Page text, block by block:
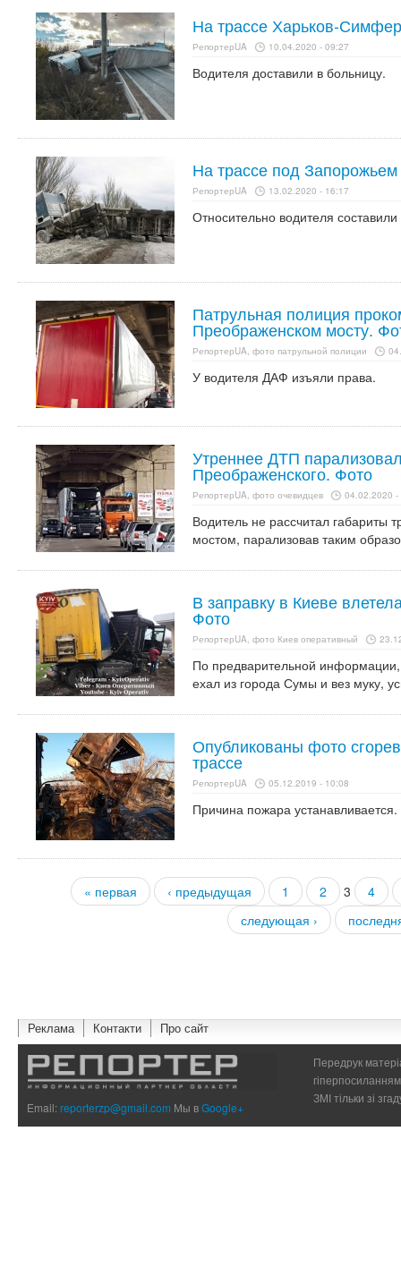
На трассе Харьков-
РепортерUA 10.04.2020 - 09:27
Водителя доставили в больницу.
На трассе под
РепортерUA 13.02.2020 - 16:17
Относительно водителя
Патрульная полиция
Преображенском мосту.
РепортерUA, фото патрульной полиции
У водителя ДАФ изъяли права.
Утреннее ДТП
Преображенского. Фото
РепортерUA, фото очевидцев 04.02.2020 -
Водитель не рассчитал габариты
мостом, парализовав таким
В заправку в Киеве
Фото
РепортерUA, фото Киев оперативный
По предварительной информации,
ехал из города Сумы и вез муку,
Опубликованы фото
трассе
РепортерUA 05.12.2019 - 10:08
Причина пожара устанавливается.
Страницы
« первая ‹ предыдущая 1 2 3
4
следующая ›
Реклама Контакти Про сайт
Email:reporterzp@gmail.com Мы вGoogle+
Передрук
ЗМІ тільки зі